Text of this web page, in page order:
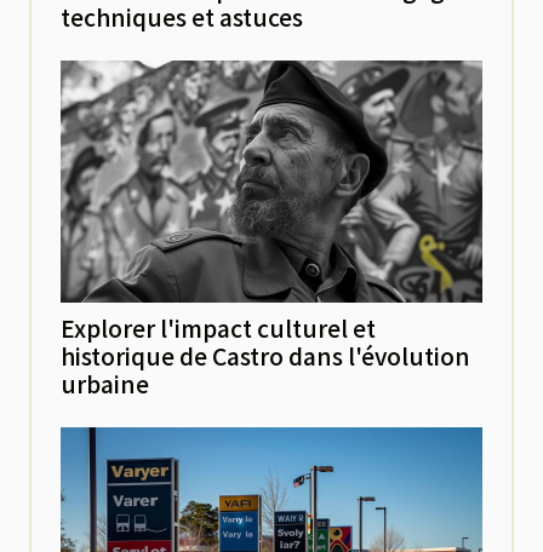
techniques et astuces
Explorer l'impact culturel et
historique de Castro dans l'évolution
urbaine